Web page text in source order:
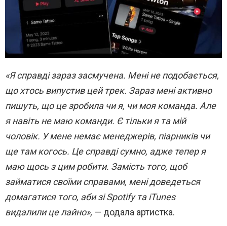
«Я справді зараз засмучена. Мені не подобається,
що хтось випустив цей трек. Зараз мені активно
пишуть, що це зробила чи я, чи моя команда. Але
я навіть не маю команди. Є тільки я та мій
чоловік. У мене немає менеджерів, піарників чи
ще там когось. Це справді сумно, адже тепер я
маю щось з цим робити. Замість того, щоб
займатися своїми справами, мені доведеться
домагатися того, аби зі Spotify та iTunes
видалили це лайно», — додала артистка.